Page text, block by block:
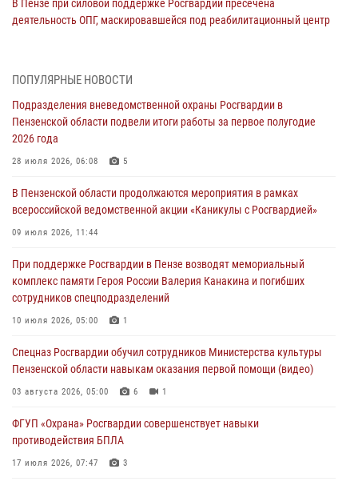
В Пензе при силовой поддержке Росгвардии пресечена
деятельность ОПГ, маскировавшейся под реабилитационный центр
работы за первое полугодие 2026 года
Росгвардия обеспечила безопасность праздничных мероприятий в
В Пензе сотрудники Росгвардии задержали мужчину, который
дома
03 августа 2026, 05:59
Росгвардейцы Пензенской области отмечают 35-летие дежурной
03 августа 2026, 05:15
ПОПУЛЯРНЫЕ НОВОСТИ
Подразделения вневедомственной охраны Росгвардии в
Пензенской области подвели итоги работы за первое полугодие
2026 года
28 июля 2026, 06:08 5
В Пензенской области продолжаются мероприятия в рамках
всероссийской ведомственной акции «Каникулы с Росгвардией»
09 июля 2026, 11:44
При поддержке Росгвардии в Пензе возводят мемориальный
комплекс памяти Героя России Валерия Канакина и погибших
сотрудников спецподразделений
10 июля 2026, 05:00 1
Спецназ Росгвардии обучил сотрудников Министерства культуры
Пензенской области навыкам оказания первой помощи (видео)
03 августа 2026, 05:00 6 1
ФГУП «Охрана» Росгвардии совершенствует навыки
противодействия БПЛА
17 июля 2026, 07:47 3